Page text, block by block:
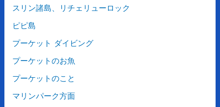
スリン諸島、リチェリューロック
ピピ島
プーケット ダイビング
プーケットのお魚
プーケットのこと
マリンパーク方面